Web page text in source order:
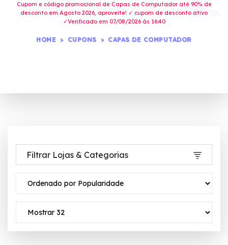
Cupom e código promocional de Capas de Computador até 90% de
desconto em Agosto 2026, aproveite! ✓ cupom de desconto ativo
✓Verificado em 07/08/2026 às 16:40
HOME CUPONS CAPAS DE COMPUTADOR
Filtrar Lojas & Categorias